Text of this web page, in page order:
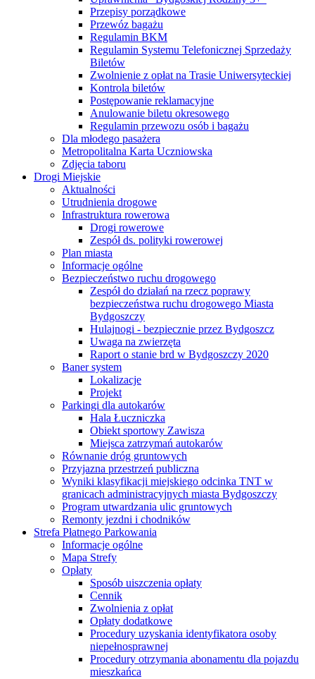
Przepisy porządkowe
Przewóz bagażu
Regulamin BKM
Regulamin Systemu Telefonicznej Sprzedaży
Biletów
Zwolnienie z opłat na Trasie Uniwersyteckiej
Kontrola biletów
Postępowanie reklamacyjne
Anulowanie biletu okresowego
Regulamin przewozu osób i bagażu
Dla młodego pasażera
Metropolitalna Karta Uczniowska
Zdjęcia taboru
Drogi Miejskie
Aktualności
Utrudnienia drogowe
Infrastruktura rowerowa
Drogi rowerowe
Zespół ds. polityki rowerowej
Plan miasta
Informacje ogólne
Bezpieczeństwo ruchu drogowego
Zespół do działań na rzecz poprawy
bezpieczeństwa ruchu drogowego Miasta
Bydgoszczy
Hulajnogi - bezpiecznie przez Bydgoszcz
Uwaga na zwierzęta
Raport o stanie brd w Bydgoszczy 2020
Baner system
Lokalizacje
Projekt
Parkingi dla autokarów
Hala Łuczniczka
Obiekt sportowy Zawisza
Miejsca zatrzymań autokarów
Równanie dróg gruntowych
Przyjazna przestrzeń publiczna
Wyniki klasyfikacji miejskiego odcinka TNT w
granicach administracyjnych miasta Bydgoszczy
Program utwardzania ulic gruntowych
Remonty jezdni i chodników
Strefa Płatnego Parkowania
Informacje ogólne
Mapa Strefy
Opłaty
Sposób uiszczenia opłaty
Cennik
Zwolnienia z opłat
Opłaty dodatkowe
Procedury uzyskania identyfikatora osoby
niepełnosprawnej
Procedury otrzymania abonamentu dla pojazdu
mieszkańca